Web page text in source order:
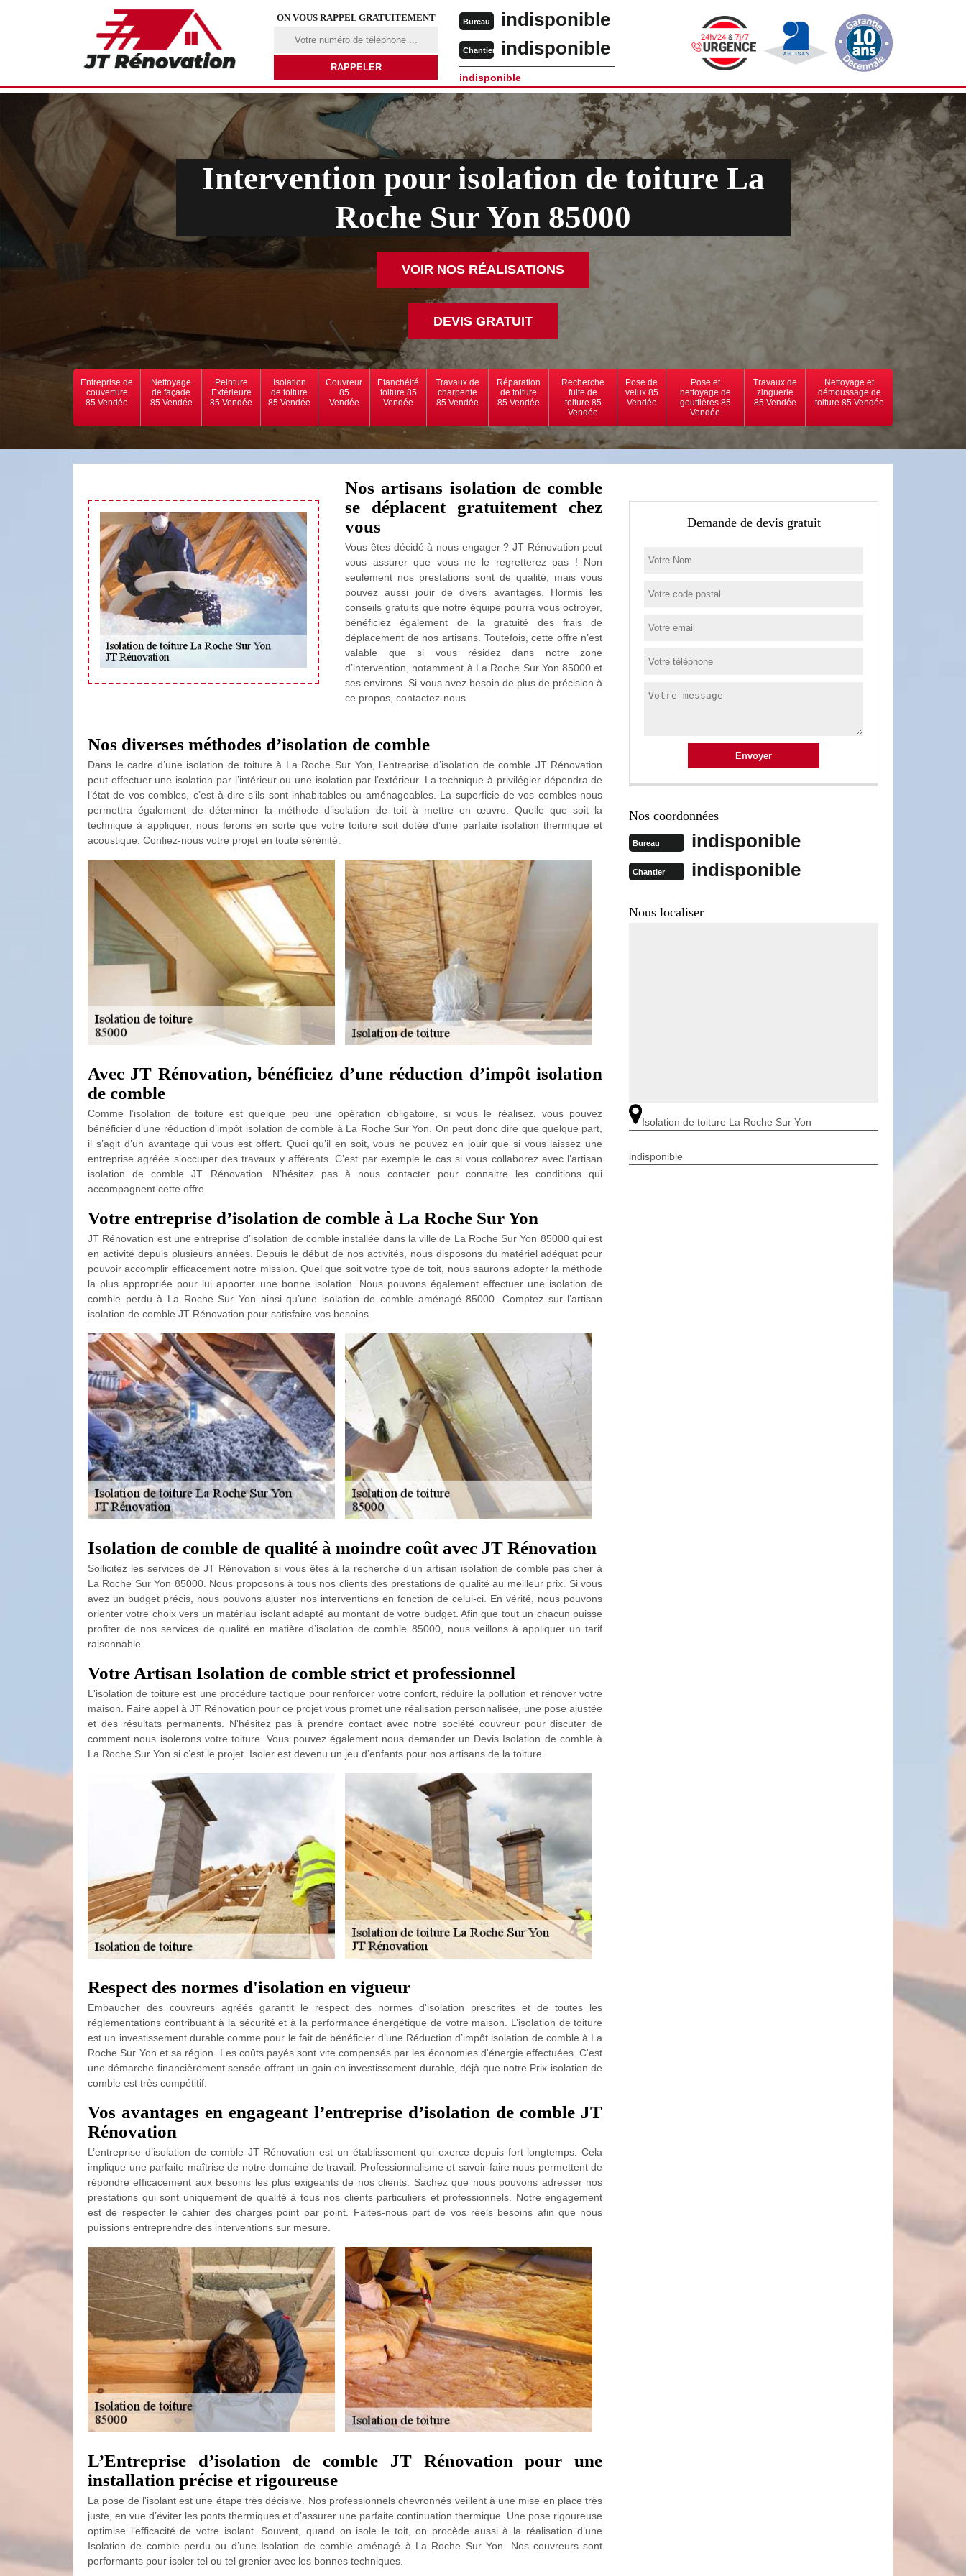
ON VOUS RAPPEL GRATUITEMENT Bureau indisponible
Chantier indisponible
indisponible
Intervention pour isolation de toiture La
Roche Sur Yon 85000
VOIR NOS RÉALISATIONS
DEVIS GRATUIT
Entreprise de
couverture
85 Vendée
Nettoyage
de façade
85 Vendée
Peinture
Extérieure
85 Vendée
Isolation
de toiture
85 Vendée
Couvreur
85
Vendée
Etanchéité
toiture 85
Vendée
Travaux de
charpente
85 Vendée
Réparation
de toiture
85 Vendée
Recherche
fuite de
toiture 85
Vendée
Pose de
velux 85
Vendée
Pose et
nettoyage de
gouttières 85
Vendée
Travaux de
zinguerie
85 Vendée
Nettoyage et
démoussage de
toiture 85 Vendée
Nos artisans isolation de comble
se déplacent gratuitement chez
vous
Vous êtes décidé à nous engager ? JT Rénovation peut
vous assurer que vous ne le regretterez pas ! Non
seulement nos prestations sont de qualité, mais vous
pouvez aussi jouir de divers avantages. Hormis les
conseils gratuits que notre équipe pourra vous octroyer,
bénéficiez également de la gratuité des frais de
déplacement de nos artisans. Toutefois, cette offre n’est
valable que si vous résidez dans notre zone
d’intervention, notamment à La Roche Sur Yon 85000 et
ses environs. Si vous avez besoin de plus de précision à
ce propos, contactez-nous.
Nos diverses méthodes d’isolation de comble
Dans le cadre d’une isolation de toiture à La Roche Sur Yon, l’entreprise d’isolation de comble JT Rénovation
peut effectuer une isolation par l’intérieur ou une isolation par l’extérieur. La technique à privilégier dépendra de
l’état de vos combles, c’est-à-dire s’ils sont inhabitables ou aménageables. La superficie de vos combles nous
permettra également de déterminer la méthode d’isolation de toit à mettre en œuvre. Quelle que soit la
technique à appliquer, nous ferons en sorte que votre toiture soit dotée d’une parfaite isolation thermique et
acoustique. Confiez-nous votre projet en toute sérénité.
Avec JT Rénovation, bénéficiez d’une réduction d’impôt isolation
de comble
Comme l’isolation de toiture est quelque peu une opération obligatoire, si vous le réalisez, vous pouvez
bénéficier d’une réduction d’impôt isolation de comble à La Roche Sur Yon. On peut donc dire que quelque part,
il s’agit d’un avantage qui vous est offert. Quoi qu’il en soit, vous ne pouvez en jouir que si vous laissez une
entreprise agréée s’occuper des travaux y afférents. C’est par exemple le cas si vous collaborez avec l’artisan
isolation de comble JT Rénovation. N’hésitez pas à nous contacter pour connaitre les conditions qui
accompagnent cette offre.
Votre entreprise d’isolation de comble à La Roche Sur Yon
JT Rénovation est une entreprise d’isolation de comble installée dans la ville de La Roche Sur Yon 85000 qui est
en activité depuis plusieurs années. Depuis le début de nos activités, nous disposons du matériel adéquat pour
pouvoir accomplir efficacement notre mission. Quel que soit votre type de toit, nous saurons adopter la méthode
la plus appropriée pour lui apporter une bonne isolation. Nous pouvons également effectuer une isolation de
comble perdu à La Roche Sur Yon ainsi qu’une isolation de comble aménagé 85000. Comptez sur l’artisan
isolation de comble JT Rénovation pour satisfaire vos besoins.
Isolation de comble de qualité à moindre coût avec JT Rénovation
Sollicitez les services de JT Rénovation si vous êtes à la recherche d’un artisan isolation de comble pas cher à
La Roche Sur Yon 85000. Nous proposons à tous nos clients des prestations de qualité au meilleur prix. Si vous
avez un budget précis, nous pouvons ajuster nos interventions en fonction de celui-ci. En vérité, nous pouvons
orienter votre choix vers un matériau isolant adapté au montant de votre budget. Afin que tout un chacun puisse
profiter de nos services de qualité en matière d’isolation de comble 85000, nous veillons à appliquer un tarif
raisonnable.
Votre Artisan Isolation de comble strict et professionnel
L'isolation de toiture est une procédure tactique pour renforcer votre confort, réduire la pollution et rénover votre
maison. Faire appel à JT Rénovation pour ce projet vous promet une réalisation personnalisée, une pose ajustée
et des résultats permanents. N'hésitez pas à prendre contact avec notre société couvreur pour discuter de
comment nous isolerons votre toiture. Vous pouvez également nous demander un Devis Isolation de comble à
La Roche Sur Yon si c’est le projet. Isoler est devenu un jeu d’enfants pour nos artisans de la toiture.
Respect des normes d'isolation en vigueur
Embaucher des couvreurs agréés garantit le respect des normes d'isolation prescrites et de toutes les
réglementations contribuant à la sécurité et à la performance énergétique de votre maison. L’isolation de toiture
est un investissement durable comme pour le fait de bénéficier d’une Réduction d’impôt isolation de comble à La
Roche Sur Yon et sa région. Les coûts payés sont vite compensés par les économies d'énergie effectuées. C'est
une démarche financièrement sensée offrant un gain en investissement durable, déjà que notre Prix isolation de
comble est très compétitif.
Vos avantages en engageant l’entreprise d’isolation de comble JT
Rénovation
L’entreprise d’isolation de comble JT Rénovation est un établissement qui exerce depuis fort longtemps. Cela
implique une parfaite maîtrise de notre domaine de travail. Professionnalisme et savoir-faire nous permettent de
répondre efficacement aux besoins les plus exigeants de nos clients. Sachez que nous pouvons adresser nos
prestations qui sont uniquement de qualité à tous nos clients particuliers et professionnels. Notre engagement
est de respecter le cahier des charges point par point. Faites-nous part de vos réels besoins afin que nous
puissions entreprendre des interventions sur mesure.
L’Entreprise d’isolation de comble JT Rénovation pour une
installation précise et rigoureuse
La pose de l'isolant est une étape très décisive. Nos professionnels chevronnés veillent à une mise en place très
juste, en vue d’éviter les ponts thermiques et d’assurer une parfaite continuation thermique. Une pose rigoureuse
optimise l’efficacité de votre isolant. Souvent, quand on isole le toit, on procède aussi à la réalisation d’une
Isolation de comble perdu ou d’une Isolation de comble aménagé à La Roche Sur Yon. Nos couvreurs sont
performants pour isoler tel ou tel grenier avec les bonnes techniques.
Demande de devis gratuit
Nos coordonnées
Bureau indisponible
Chantier indisponible
Nous localiser
Isolation de toiture La Roche Sur Yon
indisponible